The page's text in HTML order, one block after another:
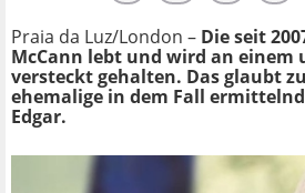
Praia da Luz/London – Die seit
McCann lebt und wird an
versteckt gehalten. Das glaubt
ehemalige in dem Fall
Edgar.